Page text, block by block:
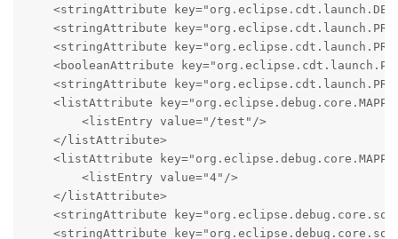
<stringAttribute
<stringAttribute
<stringAttribute
<booleanAttribute
<stringAttribute
<listAttribute
        <listEntry value="/test"/>
    </listAttribute>
<listAttribute
        <listEntry value="4"/>
    </listAttribute>
<stringAttribute
<stringAttribute